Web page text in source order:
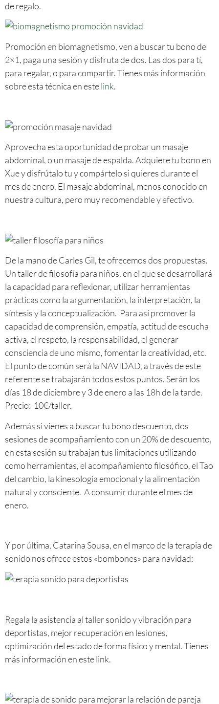
de regalo.
Promoción en biomagnetismo, ven a buscar tu bono de
2×1, paga una sesión y disfruta de dos. Las dos para tí,
para regalar, o para compartir. Tienes más información
sobre esta técnica en estelink.
Aprovecha esta oportunidad de probar un masaje
abdominal, o un masaje de espalda. Adquiere tu bono en
Xue y disfrútalo tu y compártelo si quieres durante el
mes de enero. El masaje abdominal, menos conocido en
nuestra cultura, pero muy recomendable y efectivo.
De la mano de Carles Gil, te ofrecemos dos propuestas.
Un taller de filosofía para niños, en el que se desarrollará
la capacidad para reflexionar, utilizar herramientas
prácticas como la argumentación, la interpretación, la
síntesis y la conceptualización. Para así promover la
capacidad de comprensión, empatía, actitud de escucha
activa, el respeto, la responsabilidad, el generar
consciencia de uno mismo, fomentar la creatividad, etc.
El punto de común será la NAVIDAD, a través de este
referente se trabajarán todos estos puntos. Serán los
días 18 de diciembre y 3 de enero a las 18h de la tarde.
Precio: 10€/taller.
Además si vienes a buscar tu bono descuento, dos
sesiones de acompañamiento con un 20% de descuento,
en esta sesión su trabajan tus limitaciones utilizando
como herramientas, el acompañamiento filosófico, el Tao
del cambio, la kinesología emocional y la alimentación
natural y consciente. A consumir durante el mes de
enero.
Y por última, Catarina Sousa, en el marco de la terapia de
sonido nos ofrece estos «bombones» para navidad:
Regala la asistencia al taller sonido y vibración para
deportistas, mejor recuperación en lesiones,
optimización del estado de forma físico y mental. Tienes
más información en este link.